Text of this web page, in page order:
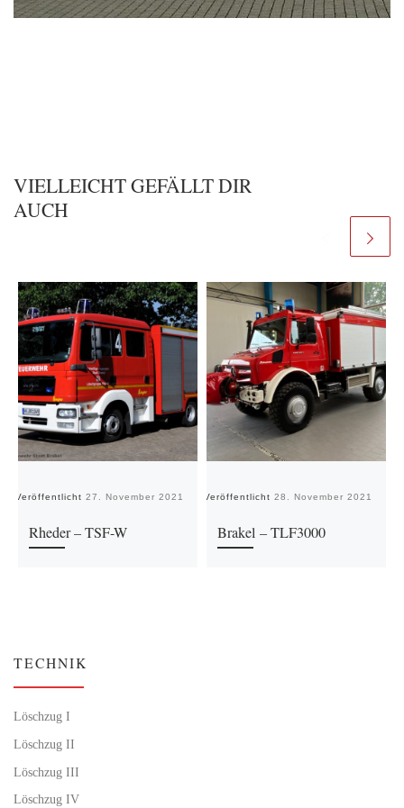
VIELLEICHT GEFÄLLT DIR
AUCH
Veröffentlicht 27. November 2021
Rheder – TSF-W
Veröffentlicht 28. November 2021
Brakel – TLF3000
TECHNIK
Löschzug I
Löschzug II
Löschzug III
Löschzug IV